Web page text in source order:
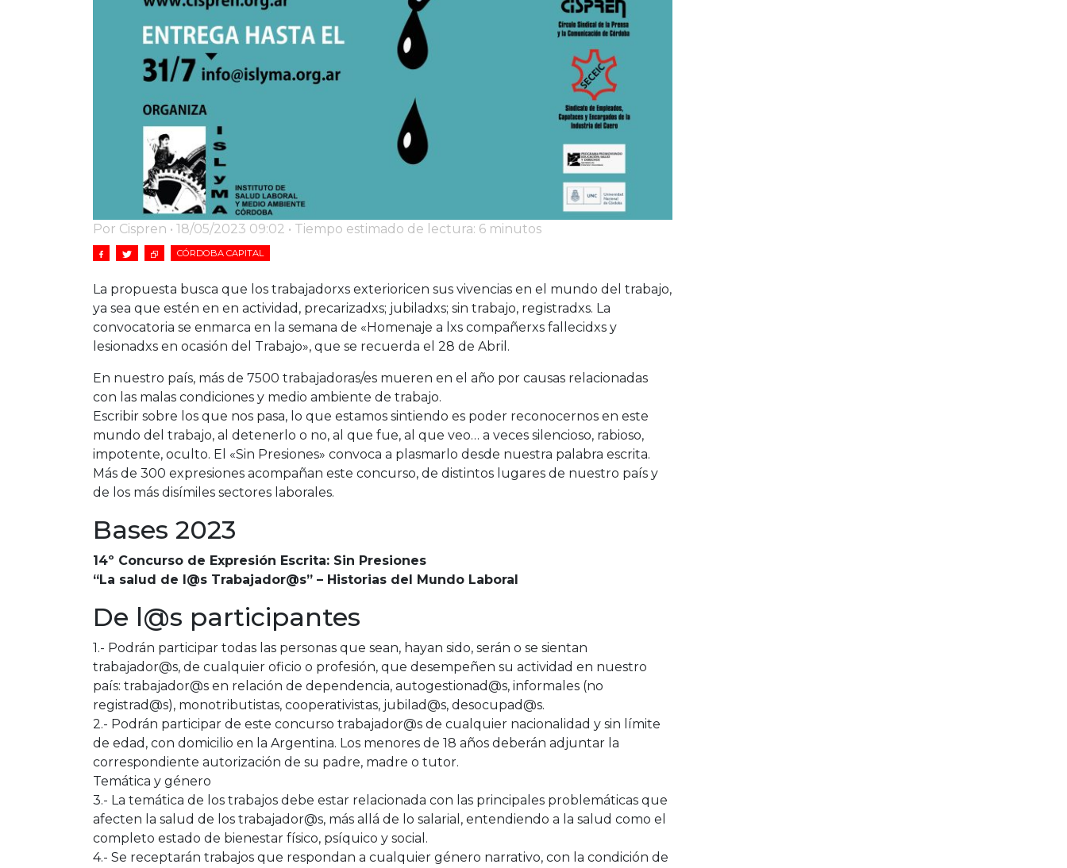
Por Cispren • 18/05/2023 09:02 • Tiempo estimado de lectura: 6 minutos
CÓRDOBA CAPITAL
La propuesta busca que los trabajadorxs exterioricen sus vivencias en el mundo del trabajo,
ya sea que estén en en actividad, precarizadxs; jubiladxs; sin trabajo, registradxs. La
convocatoria se enmarca en la semana de «Homenaje a lxs compañerxs fallecidxs y
lesionadxs en ocasión del Trabajo», que se recuerda el 28 de Abril.
En nuestro país, más de 7500 trabajadoras/es mueren en el año por causas relacionadas
con las malas condiciones y medio ambiente de trabajo.
Escribir sobre los que nos pasa, lo que estamos sintiendo es poder reconocernos en este
mundo del trabajo, al detenerlo o no, al que fue, al que veo… a veces silencioso, rabioso,
impotente, oculto. El «Sin Presiones» convoca a plasmarlo desde nuestra palabra escrita.
Más de 300 expresiones acompañan este concurso, de distintos lugares de nuestro país y
de los más disímiles sectores laborales.
Bases 2023
14º Concurso de Expresión Escrita: Sin Presiones
“La salud de l@s Trabajador@s” – Historias del Mundo Laboral
De l@s participantes
1.- Podrán participar todas las personas que sean, hayan sido, serán o se sientan
trabajador@s, de cualquier oficio o profesión, que desempeñen su actividad en nuestro
país: trabajador@s en relación de dependencia, autogestionad@s, informales (no
registrad@s), monotributistas, cooperativistas, jubilad@s, desocupad@s.
2.- Podrán participar de este concurso trabajador@s de cualquier nacionalidad y sin límite
de edad, con domicilio en la Argentina. Los menores de 18 años deberán adjuntar la
correspondiente autorización de su padre, madre o tutor.
Temática y género
3.- La temática de los trabajos debe estar relacionada con las principales problemáticas que
afecten la salud de los trabajador@s, más allá de lo salarial, entendiendo a la salud como el
completo estado de bienestar físico, psíquico y social.
4.- Se receptarán trabajos que respondan a cualquier género narrativo, con la condición de